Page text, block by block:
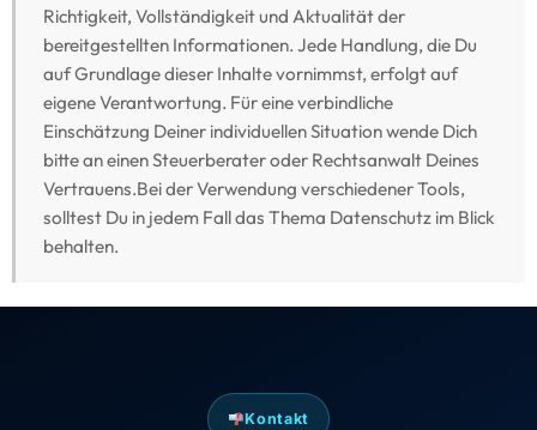
Richtigkeit, Vollständigkeit und Aktualität der
bereitgestellten Informationen. Jede Handlung, die Du
auf Grundlage dieser Inhalte vornimmst, erfolgt auf
eigene Verantwortung. Für eine verbindliche
Einschätzung Deiner individuellen Situation wende Dich
bitte an einen Steuerberater oder Rechtsanwalt Deines
Vertrauens.Bei der Verwendung verschiedener Tools,
solltest Du in jedem Fall das Thema Datenschutz im Blick
behalten.
Kontakt